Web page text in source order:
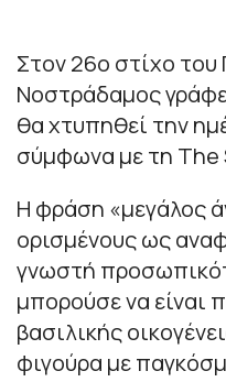
Στον 26ο στίχο
Νοστράδαμος
θα χτυπηθεί την
σύμφωνα με τη The
Η φράση «μεγάλος
ορισμένους ως
γνωστή
μπορούσε να είναι
βασιλικής
φιγούρα με